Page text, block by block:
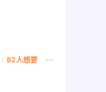
82人想要